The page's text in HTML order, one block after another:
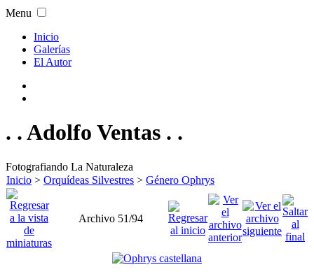
Menu
Inicio
Galerías
El Autor
. . Adolfo Ventas . .
Fotografiando La Naturaleza
Inicio > Orquídeas Silvestres > Género Ophrys
Archivo 51/94